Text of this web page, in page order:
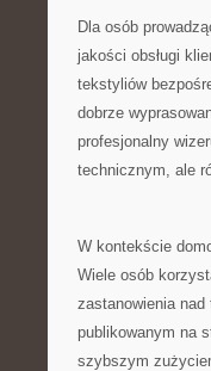
Dla osób
jakości obsługi
tekstyliów
dobrze
profesjonalny
technicznym, ale
W kontekście
Wiele osób
zastanowienia
publikowanym na
szybszym